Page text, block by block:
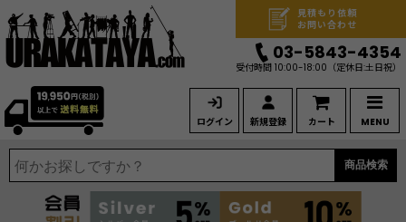
ログイン 新規登録 カート MENU
見積もり依頼
お問い合わせ
03-5843-4354
受付時間 10:00-18:00 （定休日:土日祝）
商品検索